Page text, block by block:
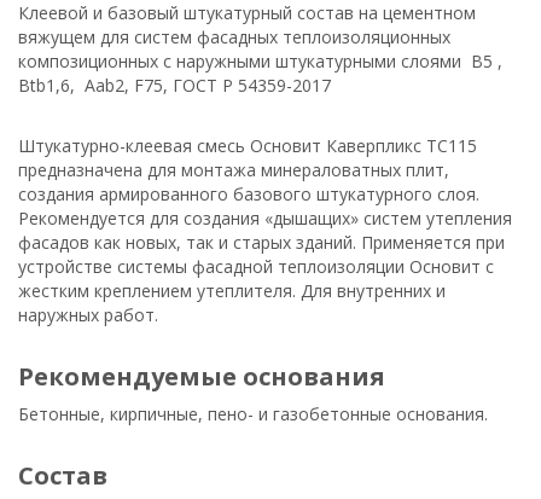
Клеевой и базовый штукатурный состав на цементном
вяжущем для систем фасадных теплоизоляционных
композиционных с наружными штукатурными слоями В5 ,
Btb1,6, Aab2, F75, ГОСТ Р 54359-2017
Штукатурно-клеевая смесь Основит Каверпликс ТС115
предназначена для монтажа минераловатных плит,
создания армированного базового штукатурного слоя.
Рекомендуется для создания «дышащих» систем утепления
фасадов как новых, так и старых зданий. Применяется при
устройстве системы фасадной теплоизоляции Основит с
жестким креплением утеплителя. Для внутренних и
наружных работ.
рекомендуемые основания
Бетонные, кирпичные, пено- и газобетонные основания.
состав